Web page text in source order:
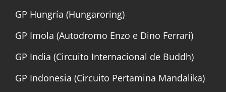
GP Hungría (Hungaroring)
GP Imola (Autodromo Enzo e Dino Ferrari)
GP India (Circuito Internacional de Buddh)
GP Indonesia (Circuito Pertamina Mandalika)